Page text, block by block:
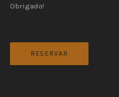
Obrigado!
RESERVAR